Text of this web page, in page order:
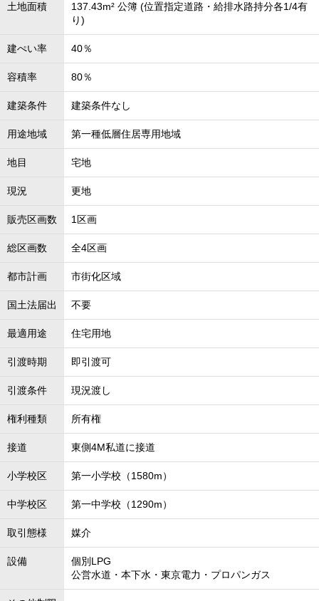
土地面積
137.43m² 公簿 (位置指定道路・給排水路持分各1/4有
り)
建ぺい率 40％
容積率 80％
建築条件 建築条件なし
用途地域 第一種低層住居専用地域
地目 宅地
現況 更地
販売区画数 1区画
総区画数 全4区画
都市計画 市街化区域
国土法届出 不要
最適用途 住宅用地
引渡時期 即引渡可
引渡条件 現況渡し
権利種類 所有権
接道 東側4M私道に接道
小学校区 第一小学校（1580m）
中学校区 第一中学校（1290m）
取引態様 媒介
設備
個別LPG
公営水道・本下水・東京電力・プロパンガス